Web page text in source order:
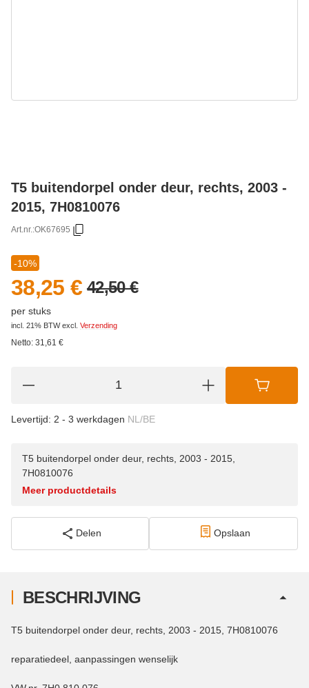
T5 buitendorpel onder deur, rechts, 2003 -
2015, 7H0810076
Art.nr.:OK67695
-10%
38,25 € 42,50 €
per stuks
incl. 21% BTWexcl. Verzending
Netto: 31,61 €
Levertijd: 2 - 3 werkdagen NL/BE
T5 buitendorpel onder deur, rechts, 2003 - 2015,
7H0810076
Meer productdetails
Delen Opslaan
BESCHRIJVING
T5 buitendorpel onder deur, rechts, 2003 - 2015, 7H0810076
reparatiedeel, aanpassingen wenselijk